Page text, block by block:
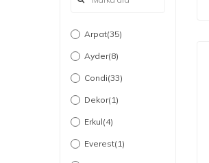
Arpat(35)
Ayder(8)
Condi(33)
Dekor(1)
Erkul(4)
Everest(1)